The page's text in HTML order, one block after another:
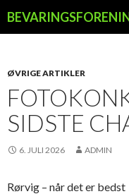
ØVRIGE ARTIKLER
SIDSTE
6. JULI 2026 ADMIN
Rørvig – når det er bedst